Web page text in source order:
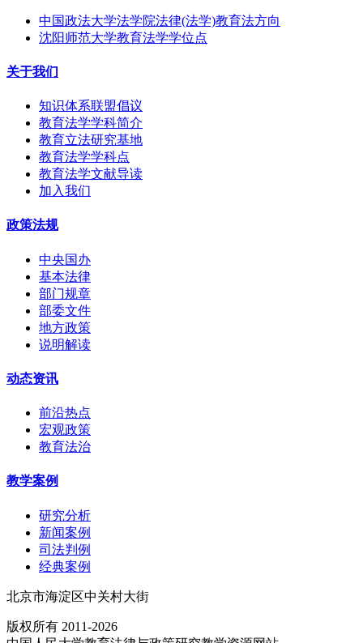
中国政法大学法学院法律(法学)教育法方向
沈阳师范大学教育法学学位点
关于我们
知识体系联盟倡议
教育法学学科简介
教育立法研究基地
教育法学学科点
教育法学文献导读
加入我们
政策法规
中央国办
基本法律
部门规章
部委文件
地方政策
说明解读
动态资讯
前沿热点
宏观政策
教育法治
教学案例
研究分析
新闻案例
司法判例
经典案例
北京市海淀区中关村大街
版权所有 2011-2026